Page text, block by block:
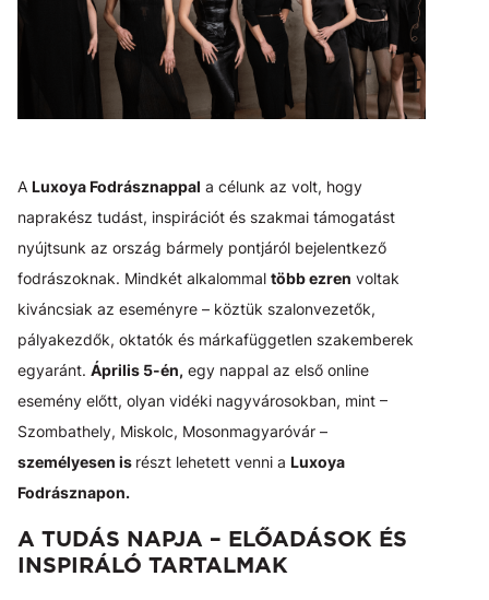
A Luxoya Fodrásznappal a célunk az volt, hogy
naprakész tudást, inspirációt és szakmai támogatást
nyújtsunk az ország bármely pontjáról bejelentkező
fodrászoknak. Mindkét alkalommal több ezren voltak
kiváncsiak az eseményre – köztük szalonvezetők,
pályakezdők, oktatók és márkafüggetlen szakemberek
egyaránt. Április 5-én, egy nappal az első online
esemény előtt, olyan vidéki nagyvárosokban, mint –
Szombathely, Miskolc, Mosonmagyaróvár –
személyesen is részt lehetett venni a Luxoya
Fodrásznapon.
A TUDÁS NAPJA – ELŐADÁSOK ÉS
INSPIRÁLÓ TARTALMAK